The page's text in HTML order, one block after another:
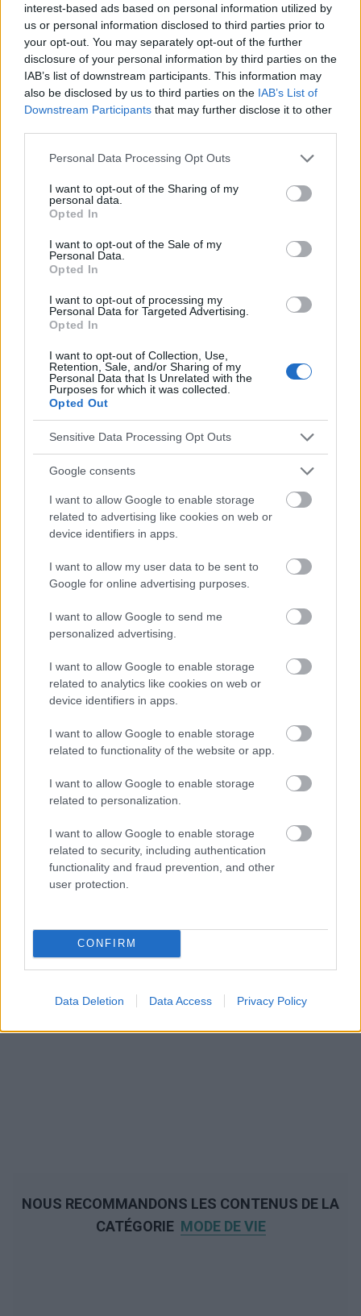
interest-based ads based on personal information utilized by
us or personal information disclosed to third parties prior to
your opt-out. You may separately opt-out of the further
disclosure of your personal information by third parties on the
IAB’s list of downstream participants. This information may
also be disclosed by us to third parties on the IAB’s List of
Downstream Participants that may further disclose it to other
Please note that this website/app uses one or more Google
not limited to your visit or usage behaviour. You may click to
grant or deny consent to Google and its third-party tags to
use your data for below specified purposes in below Google
consent section.
Personal Data Processing Opt Outs
I want to opt-out of the Sharing of my
personal data.
Opted In
I want to opt-out of the Sale of my
Personal Data.
Opted In
I want to opt-out of processing my
Personal Data for Targeted Advertising.
Opted In
I want to opt-out of Collection, Use,
Retention, Sale, and/or Sharing of my
Personal Data that Is Unrelated with the
Purposes for which it was collected.
Opted Out
Sensitive Data Processing Opt Outs
Google consents
I want to allow Google to enable storage
related to advertising like cookies on web or
device identifiers in apps.
I want to allow my user data to be sent to
Google for online advertising purposes.
I want to allow Google to send me
personalized advertising.
I want to allow Google to enable storage
related to analytics like cookies on web or
device identifiers in apps.
I want to allow Google to enable storage
related to functionality of the website or app.
I want to allow Google to enable storage
related to personalization.
I want to allow Google to enable storage
related to security, including authentication
functionality and fraud prevention, and other
user protection.
CONFIRM
Data Deletion Data Access Privacy Policy
Utile? Partagez-le sur Facebook!
Vous voulez rester informé ? Suivez-
gle
EN RAPPORT
Sujets Anthocyanes Antioxidants
Avantages pour la peau
Fibre Framboises Healthy-diet Immunité
Les bienfaits de la consommation de framboises
Les modes de consommation Nutriments
Santé cardiaque Santé digestive Vitamine c
Voir aussi en english deutsch polskim
Le contenu et les documents de ce site Web sont éducatifs et
informatifs. L'éditeur et les éditeurs du site ne sont pas
responsables des effets de leur utilisation. Avant d'utiliser les
absolument consulter votre médecin.
NOUS RECOMMANDONS LES CONTENUS DE LA
CATÉGORIE MODE DE VIE